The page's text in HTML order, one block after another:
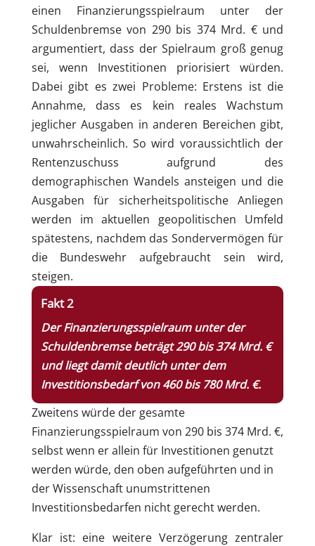
einen Finanzierungsspielraum unter der
Schuldenbremse von 290 bis 374 Mrd. € und
argumentiert, dass der Spielraum groß genug
sei, wenn Investitionen priorisiert würden.
Dabei gibt es zwei Probleme: Erstens ist die
Annahme, dass es kein reales Wachstum
jeglicher Ausgaben in anderen Bereichen gibt,
unwahrscheinlich. So wird voraussichtlich der
Rentenzuschuss aufgrund des
demographischen Wandels ansteigen und die
Ausgaben für sicherheits­politische Anliegen
werden im aktuellen geopolitischen Umfeld
spätestens, nachdem das Sondervermögen für
die Bundeswehr aufgebraucht sein wird,
steigen.
Fakt 2
Der Finanzierungsspielraum unter der
Schuldenbremse beträgt 290 bis 374 Mrd. €
und liegt damit deutlich unter dem
Investitionsbedarf von 460 bis 780 Mrd. €.
Zweitens würde der gesamte
Finanzierungsspielraum von 290 bis 374 Mrd. €,
selbst wenn er allein für Investitionen genutzt
werden würde, den oben aufgeführten und in
der Wissenschaft unumstrittenen
Investitionsbedarfen nicht gerecht werden.
Klar ist: eine weitere Verzögerung zentraler